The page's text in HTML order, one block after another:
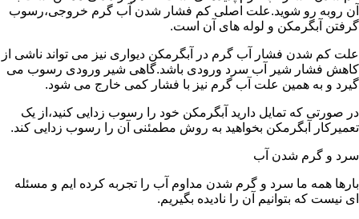
آن روبه رو شوید.علت اصلی کم فشار شدن آب گرم خروجی،رسوب
گرفتن آبگرمکن و لوله های آن است.
علت کم شدن فشار آب گرم در آبگرمکن دیواری نیز می تواند ناشی از
کاهش فشار شیر آب سرد ورودی باشد.گاهی شیر ورودی رسوب می
گیرد و به همین علت آب گرم نیز با فشار کمی خارج می شود.
در صورتی که تمایل دارید آبگرمکن خود را رسوب زدایی کنید،از یک
تعمیرکار آبگرمکن بخواهید به روش مطمئنی آن را رسوب زدایی کند.
سرد و گرم شدن آب
بارها همه ما سرد و گرم شدن مداوم آب را تجربه کرده ایم و مسئله
ای نیست که بتوانیم آن را نادیده بگیریم.